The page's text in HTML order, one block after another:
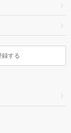
録する